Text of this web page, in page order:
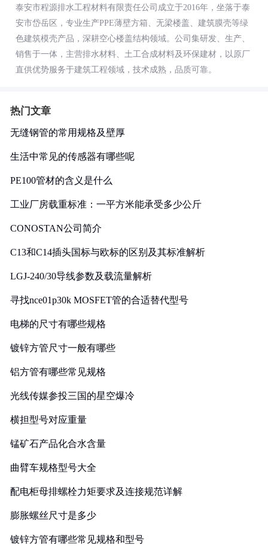
泰安市程源排水工程材料有限责任公司成立于2016年，坐落于泰
安市岱岳区，专业生产PPE薄壁方箱、无梁楼盖、建筑膜壳等绿
色建筑模壳产品，深耕空心楼盖结构领域。公司集研发、生产、
销售于一体，主营排水材料、土工合成材料及环保建材，以原厂
直供优势服务于建筑工程领域，技术成熟，品质可靠。
热门文章
无缝钢管的常用规格及壁厚
生活中常见的传感器有哪些呢
PE100管材的含义是什么
工业厂房载重标准：一平方米能承受多少公斤
CONOSTAN公司简介
C13和C14插头国标与欧标的区别及其标准解析
LGJ-240/30导线参数及载流量解析
寻找nce01p30k MOSFET管的合适替代型号
电梯的尺寸有哪些规格
镀锌方管尺寸一般有哪些
铝方管有哪些常见规格
光线传媒参投三国的星空爆冷
横担型号对应重量
锰矿石产品化合水含量
曲臂车规格型号大全
配电柜母排螺栓力矩要求及连接规范详解
膨胀螺丝尺寸是多少
镀锌方管有哪些常见规格和型号